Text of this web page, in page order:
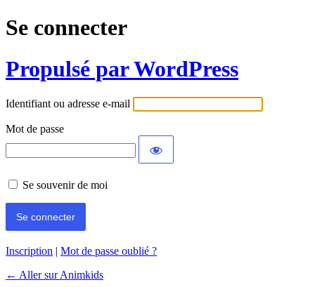
Se connecter
Propulsé par WordPress
Identifiant ou adresse e-mail
Mot de passe
Se souvenir de moi
Inscription | Mot de passe oublié ?
← Aller sur Animkids